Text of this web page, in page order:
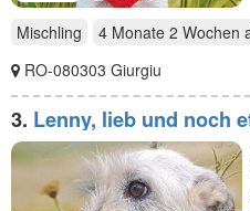
Mischling 4 Monate 2 Wochen
RO-080303 Giurgiu
3. Lenny, lieb und noch